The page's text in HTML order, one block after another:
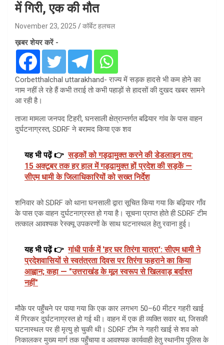
में गिरी, एक की मौत
November 23, 2025 कॉर्बेट हलचल
ख़बर शेयर करें -
Corbetthalchal uttarakhand- राज्य में सड़क हादसे भी कम होने का
नाम नहीं ले रहे हैं कभी तराई तो कभी पहाड़ों से हादसों की दुखद खबर सामने
आ रही है।
ताजा मामला जनपद टिहरी, घनसाली क्षेत्रान्तर्गत बढियार गांव के पास वाहन
दुर्घटनाग्रस्त, SDRF ने बरामद किया एक शव
यह भी पढ़ें 👉 सड़कों को गड्ढामुक्त करने की डेडलाइन तय:
15 अक्टूबर तक हर हाल में गड्ढामुक्त हों प्रदेश की सड़कें —
सीएम धामी के जिलाधिकारियों को सख्त निर्देश
शनिवार को SDRF को थाना घनसाली द्वारा सूचित किया गया कि बढ़ियार गाँव
के पास एक वाहन दुर्घटनाग्रस्त हो गया है। सूचना प्राप्त होते ही SDRF टीम
तत्काल आवश्यक रेस्क्यू उपकरणों के साथ घटनास्थल हेतु रवाना हुई।
यह भी पढ़ें 👉 गांधी पार्क में 'हर घर तिरंगा यात्रा': सीएम धामी ने
प्रदेशवासियों से स्वतंत्रता दिवस पर तिरंगा फहराने का किया
आह्वान; कहा — "उत्तराखंड के मूल स्वरूप से खिलवाड़ बर्दाश्त
नहीं"
मौके पर पहुँचने पर पाया गया कि एक कार लगभग 50–60 मीटर गहरी खाई
में गिरकर दुर्घटनाग्रस्त हो गई थी। वाहन में एक ही व्यक्ति सवार था, जिसकी
घटनास्थल पर ही मृत्यु हो चुकी थी। SDRF टीम ने गहरी खाई से शव को
निकालकर मुख्य मार्ग तक पहुँचाया व आवश्यक कार्यवाही हेतु स्थानीय पुलिस के